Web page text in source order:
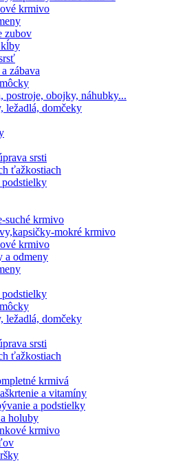
krmivo
zubov
zábava
postroje, obojky, náhubky...
ležadlá, domčeky
srsti
ťažkostiach
suché krmivo
mokré krmivo
krmivo
a odmeny
ležadlá, domčeky
srsti
ťažkostiach
krmivá
a vitamíny
a podstielky
holuby
krmivo